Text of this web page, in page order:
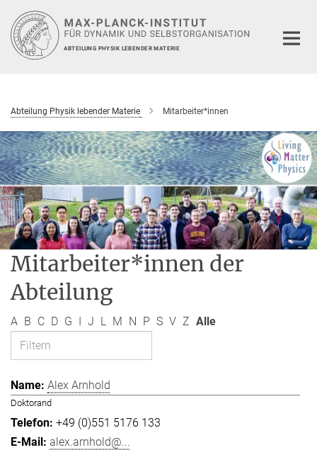
Hauptinhalt
ABTEILUNG PHYSIK LEBENDER MATERIE
Abteilung Physik lebender Materie Mitarbeiter*innen
Mitarbeiter*innen der
Abteilung
A B C D G I J L M N P S V Z Alle
Alex Arnhold
Doktorand
+49 (0)551 5176 133
alex.arnhold@...